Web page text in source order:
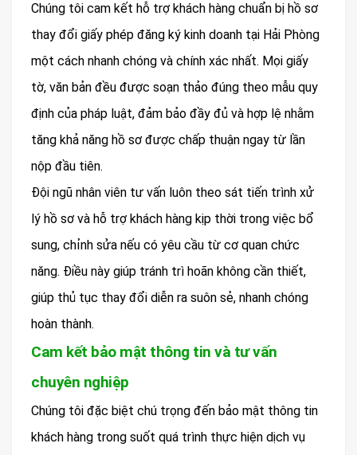
Chúng tôi cam kết hỗ trợ khách hàng chuẩn bị hồ sơ
thay đổi giấy phép đăng ký kinh doanh tại Hải Phòng
một cách nhanh chóng và chính xác nhất. Mọi giấy
tờ, văn bản đều được soạn thảo đúng theo mẫu quy
định của pháp luật, đảm bảo đầy đủ và hợp lệ nhằm
tăng khả năng hồ sơ được chấp thuận ngay từ lần
nộp đầu tiên.
Đội ngũ nhân viên tư vấn luôn theo sát tiến trình xử
lý hồ sơ và hỗ trợ khách hàng kịp thời trong việc bổ
sung, chỉnh sửa nếu có yêu cầu từ cơ quan chức
năng. Điều này giúp tránh trì hoãn không cần thiết,
giúp thủ tục thay đổi diễn ra suôn sẻ, nhanh chóng
hoàn thành.
Cam kết bảo mật thông tin và tư vấn
chuyên nghiệp
Chúng tôi đặc biệt chú trọng đến bảo mật thông tin
khách hàng trong suốt quá trình thực hiện dịch vụ